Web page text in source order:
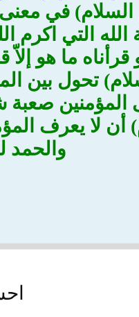
في معنى
التي اكرم
ما هو
تحول بين
المؤمنين
أن لا يعرف
والحمد